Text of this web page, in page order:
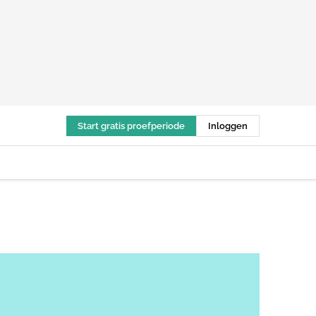
Start gratis proefperiode Inloggen